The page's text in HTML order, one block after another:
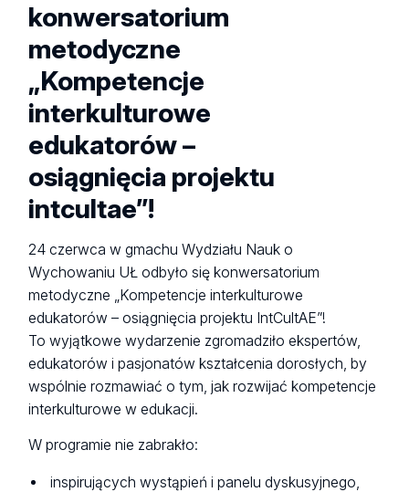
konwersatorium
metodyczne
„Kompetencje
interkulturowe
edukatorów –
osiągnięcia projektu
intcultae”!
24 czerwca w gmachu Wydziału Nauk o
Wychowaniu UŁ odbyło się konwersatorium
metodyczne „Kompetencje interkulturowe
edukatorów – osiągnięcia projektu IntCultAE”!
To wyjątkowe wydarzenie zgromadziło ekspertów,
edukatorów i pasjonatów kształcenia dorosłych, by
wspólnie rozmawiać o tym, jak rozwijać kompetencje
interkulturowe w edukacji.
W programie nie zabrakło:
inspirujących wystąpień i panelu dyskusyjnego,